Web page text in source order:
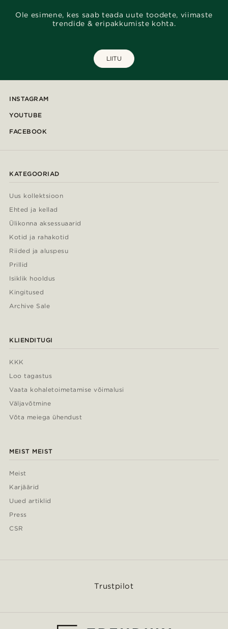
Ole esimene, kes saab teada uute toodete, viimaste
trendide & eripakkumiste kohta.
LIITU
INSTAGRAM
YOUTUBE
FACEBOOK
KATEGOORIAD
Uus kollektsioon
Ehted ja kellad
Ülikonna aksessuaarid
Kotid ja rahakotid
Riided ja aluspesu
Prillid
Isiklik hooldus
Kingitused
Archive Sale
KLIENDITUGI
KKK
Loo tagastus
Vaata kohaletoimetamise võimalusi
Väljavõtmine
Võta meiega ühendust
MEIST MEIST
Meist
Karjäärid
Uued artiklid
Press
CSR
Trustpilot